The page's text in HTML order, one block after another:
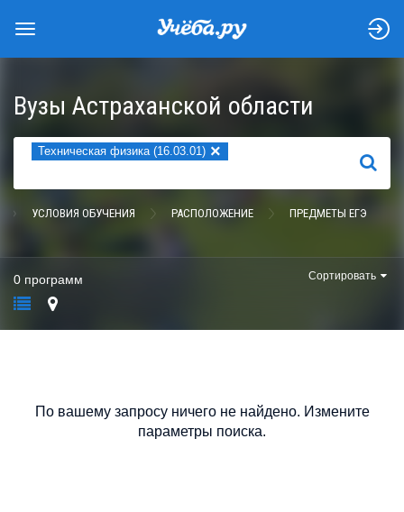
Вузы Астраханской области
Техническая физика (16.03.01) ×
НАЙТИ
УСЛОВИЯ ОБУЧЕНИЯ РАСПОЛОЖЕНИЕ ПРЕДМЕТЫ ЕГЭ
0 программ Сортировать
По вашему запросу ничего не найдено. Измените
параметры поиска.